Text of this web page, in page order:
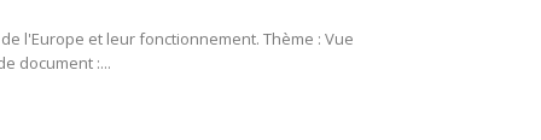
l'Europe et leur fonctionnement. Thème : Vue
document :...